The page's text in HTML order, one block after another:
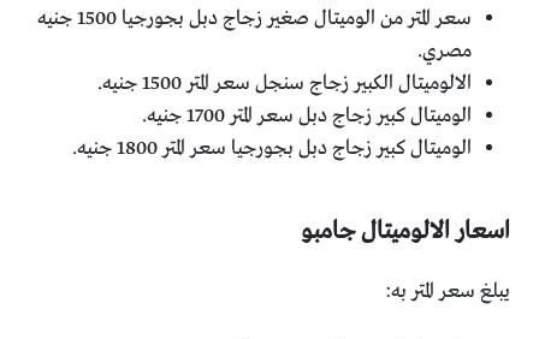
سعر المتر من الوميتال صغير زجاج دبل بجورجيا 1500 جنيه
مصري.
الالوميتال الكبير زجاج سنجل سعر المتر 1500 جنيه.
الوميتال كبير زجاج دبل سعر المتر 1700 جنيه.
الوميتال كبير زجاج دبل بجورجيا سعر المتر 1800 جنيه.
اسعار الالوميتال جامبو
يبلغ سعر المتر به: